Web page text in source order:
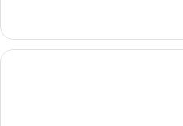
King
Classic
Private